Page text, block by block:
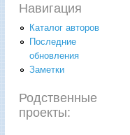
Навигация
Каталог авторов
Последние
обновления
Заметки
Родственные
проекты: